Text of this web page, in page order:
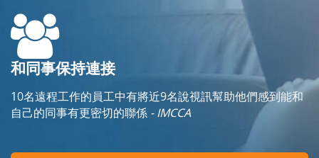
和同事保持連接
10名遠程工作的員工中有將近9名說視訊幫助他們感到能和
自己的同事有更密切的聯係 - IMCCA